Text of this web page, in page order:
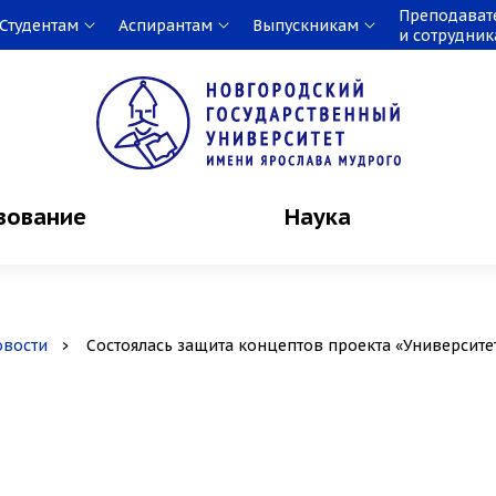
Аспирантам Выпускникам
и
Наука
Состоялась защита концептов проекта